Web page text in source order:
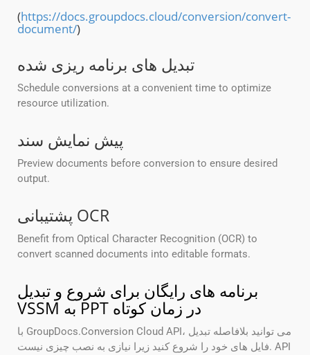
(https://docs.groupdocs.cloud/conversion/convert-
document/)
تبدیل های برنامه ریزی شده
Schedule conversions at a convenient time to optimize
resource utilization.
پیش نمایش سند
Preview documents before conversion to ensure desired
output.
پشتیبانی OCR
Benefit from Optical Character Recognition (OCR) to
convert scanned documents into editable formats.
برنامه های رایگان برای شروع و تبدیل
VSSM به PPT در زمان کوتاه
با GroupDocs.Conversion Cloud API، می توانید بلافاصله تبدیل
فایل های خود را شروع کنید زیرا نیازی به نصب چیزی نیست. API